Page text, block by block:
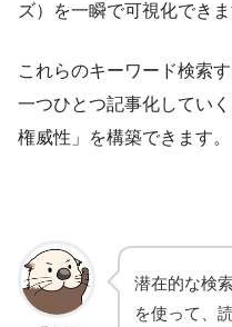
ズ）を一瞬で可視化できま
これらのキーワード検索
一つひとつ記事化してい
権威性」を構築できます。
潜在的な検
を使って、